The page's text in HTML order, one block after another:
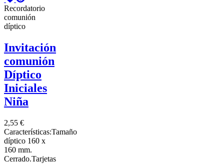
Recordatorio
comunión
díptico
Invitación
comunión
Díptico
Iniciales
Niña
2,55 €
Características:Tamaño
díptico 160 x
160 mm.
Cerrado.Tarjetas